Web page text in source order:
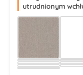
utrudnionym
Wybierz
Wybierz
Wybierz
Wybierz